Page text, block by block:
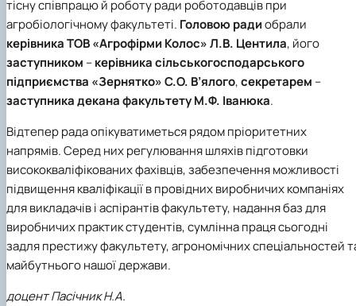
тісну співпрацю й роботу ради роботодавців при
агробіологічному факультеті. Головою радиобрали
керівника ТОВ «Агрофірми Колос»Л.В. Центила, його
заступником –керівника сільськогосподарського
підприємства «Зернятко»С.О. В’ялого,секретарем –
заступника декана факультетуМ.Ф. Іванюка.
Відтепер рада опікуватиметься рядом пріоритетних
напрямів. Серед них регулювання шляхів підготовки
висококваліфікованих фахівців, забезпечення можливості
підвищення кваліфікації в провідних виробничих компаніях
для викладачів і аспірантів факультету, надання баз для
виробничих практик студентів, сумлінна праця сьогодні
задля престижу факультету, агрономічних спеціальностей
майбутнього нашої держави.
доцент Пасічник Н.А.